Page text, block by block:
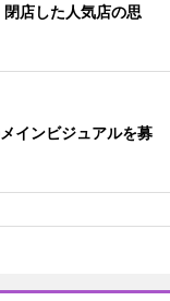
店した人気店の思
インビジュアルを募